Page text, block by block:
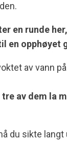
en runde
en opphøyet
av vann
av dem la
du sikte langt